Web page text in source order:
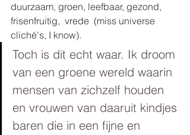
duurzaam, groen, leefbaar, gezond,
frisenfruitig,  vrede  (miss universe
cliché's, I know).
Toch is dit echt waar. Ik droom
van een groene wereld waarin
mensen van zichzelf houden
en vrouwen van daaruit kindjes
baren die in een fijne en